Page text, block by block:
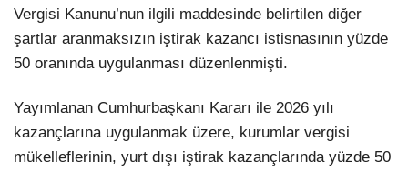
Vergisi Kanunu’nun ilgili maddesinde belirtilen diğer
şartlar aranmaksızın iştirak kazancı istisnasının yüzde
50 oranında uygulanması düzenlenmişti.
Yayımlanan Cumhurbaşkanı Kararı ile 2026 yılı
kazançlarına uygulanmak üzere, kurumlar vergisi
mükelleflerinin, yurt dışı iştirak kazançlarında yüzde 50